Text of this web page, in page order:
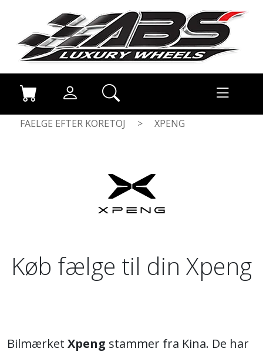
FAELGE EFTER KORETOJ > XPENG
Køb fælge til din Xpeng
Bilmærket Xpeng stammer fra Kina. De har